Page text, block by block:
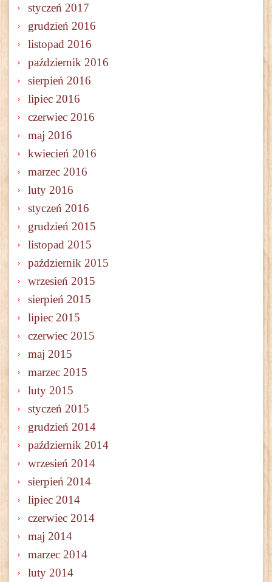
styczeń 2017
grudzień 2016
listopad 2016
październik 2016
sierpień 2016
lipiec 2016
czerwiec 2016
maj 2016
kwiecień 2016
marzec 2016
luty 2016
styczeń 2016
grudzień 2015
listopad 2015
październik 2015
wrzesień 2015
sierpień 2015
lipiec 2015
czerwiec 2015
maj 2015
marzec 2015
luty 2015
styczeń 2015
grudzień 2014
październik 2014
wrzesień 2014
sierpień 2014
lipiec 2014
czerwiec 2014
maj 2014
marzec 2014
luty 2014